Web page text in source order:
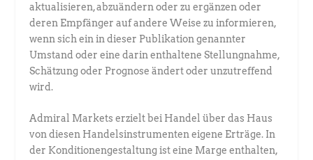
aktualisieren, abzuändern oder zu ergänzen oder
deren Empfänger auf andere Weise zu informieren,
wenn sich ein in dieser Publikation genannter
Umstand oder eine darin enthaltene Stellungnahme,
Schätzung oder Prognose ändert oder unzutreffend
wird.
Admiral Markets erzielt bei Handel über das Haus
von diesen Handelsinstrumenten eigene Erträge. In
der Konditionengestaltung ist eine Marge enthalten,